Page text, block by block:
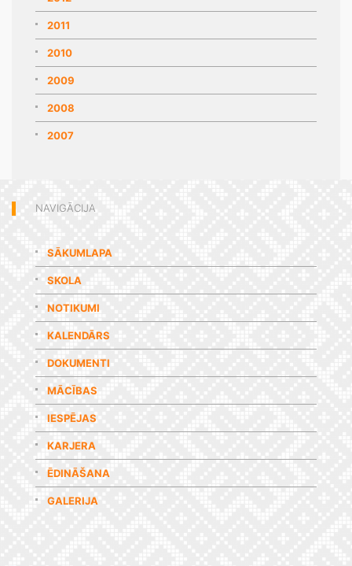
2011
2010
2009
2008
2007
NAVIGĀCIJA
SĀKUMLAPA
SKOLA
NOTIKUMI
KALENDĀRS
DOKUMENTI
MĀCĪBAS
IESPĒJAS
KARJERA
ĒDINĀŠANA
GALERIJA